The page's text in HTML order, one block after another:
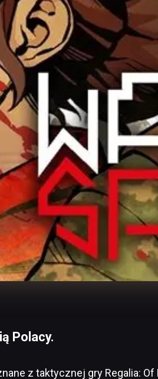
Polacy.
z taktycznej gry Regalia: